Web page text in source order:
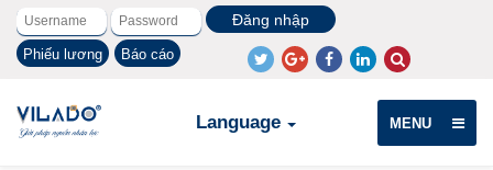
Phiếu lương Báo cáo
Language MENU